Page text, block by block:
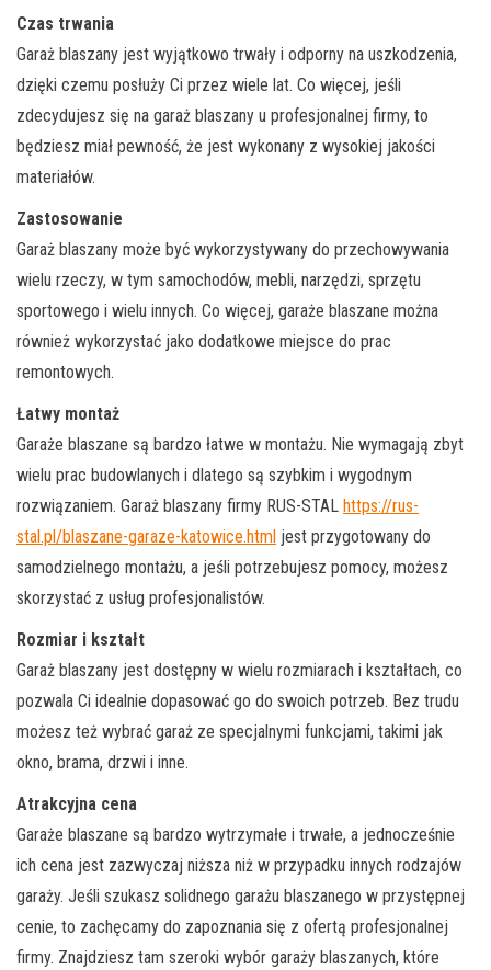
Czas trwania
Garaż blaszany jest wyjątkowo trwały i odporny na uszkodzenia,
dzięki czemu posłuży Ci przez wiele lat. Co więcej, jeśli
zdecydujesz się na garaż blaszany u profesjonalnej firmy, to
będziesz miał pewność, że jest wykonany z wysokiej jakości
materiałów.
Zastosowanie
Garaż blaszany może być wykorzystywany do przechowywania
wielu rzeczy, w tym samochodów, mebli, narzędzi, sprzętu
sportowego i wielu innych. Co więcej, garaże blaszane można
również wykorzystać jako dodatkowe miejsce do prac
remontowych.
Łatwy montaż
Garaże blaszane są bardzo łatwe w montażu. Nie wymagają zbyt
wielu prac budowlanych i dlatego są szybkim i wygodnym
rozwiązaniem. Garaż blaszany firmy RUS-STAL https://rus-
stal.pl/blaszane-garaze-katowice.html jest przygotowany do
samodzielnego montażu, a jeśli potrzebujesz pomocy, możesz
skorzystać z usług profesjonalistów.
Rozmiar i kształt
Garaż blaszany jest dostępny w wielu rozmiarach i kształtach, co
pozwala Ci idealnie dopasować go do swoich potrzeb. Bez trudu
możesz też wybrać garaż ze specjalnymi funkcjami, takimi jak
okno, brama, drzwi i inne.
Atrakcyjna cena
Garaże blaszane są bardzo wytrzymałe i trwałe, a jednocześnie
ich cena jest zazwyczaj niższa niż w przypadku innych rodzajów
garaży. Jeśli szukasz solidnego garażu blaszanego w przystępnej
cenie, to zachęcamy do zapoznania się z ofertą profesjonalnej
firmy. Znajdziesz tam szeroki wybór garaży blaszanych, które